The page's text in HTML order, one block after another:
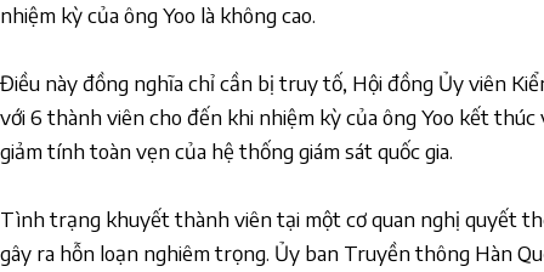
nhiệm kỳ của ông Yoo là không cao.
Điều này đồng nghĩa chỉ cần bị truy tố, Hội đồng Ủy viên
với 6 thành viên cho đến khi nhiệm kỳ của ông Yoo kết
giảm tính toàn vẹn của hệ thống giám sát quốc gia.
Tình trạng khuyết thành viên tại một cơ quan nghị quyết
gây ra hỗn loạn nghiêm trọng. Ủy ban Truyền thông Hàn